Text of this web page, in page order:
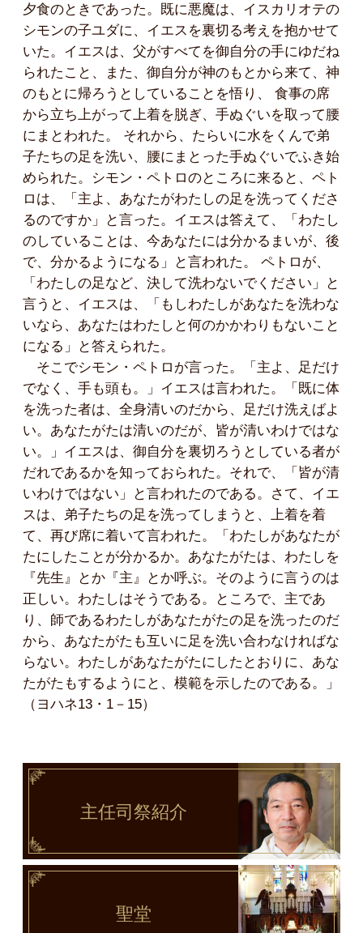
夕食のときであった。既に悪魔は、イスカリオテの
シモンの子ユダに、イエスを裏切る考えを抱かせて
いた。イエスは、父がすべてを御自分の手にゆだね
られたこと、また、御自分が神のもとから来て、神
のもとに帰ろうとしていることを悟り、 食事の席
から立ち上がって上着を脱ぎ、手ぬぐいを取って腰
にまとわれた。 それから、たらいに水をくんで弟
子たちの足を洗い、腰にまとった手ぬぐいでふき始
められた。シモン・ペトロのところに来ると、ペト
ロは、「主よ、あなたがわたしの足を洗ってくださ
るのですか」と言った。イエスは答えて、「わたし
のしていることは、今あなたには分かるまいが、後
で、分かるようになる」と言われた。 ペトロが、
「わたしの足など、決して洗わないでください」と
言うと、イエスは、「もしわたしがあなたを洗わな
いなら、あなたはわたしと何のかかわりもないこと
になる」と答えられた。
そこでシモン・ペトロが言った。「主よ、足だけ
でなく、手も頭も。」イエスは言われた。「既に体
を洗った者は、全身清いのだから、足だけ洗えばよ
い。あなたがたは清いのだが、皆が清いわけではな
い。」イエスは、御自分を裏切ろうとしている者が
だれであるかを知っておられた。それで、「皆が清
いわけではない」と言われたのである。さて、イエ
スは、弟子たちの足を洗ってしまうと、上着を着
て、再び席に着いて言われた。「わたしがあなたが
たにしたことが分かるか。あなたがたは、わたしを
『先生』とか『主』とか呼ぶ。そのように言うのは
正しい。わたしはそうである。ところで、主であ
り、師であるわたしがあなたがたの足を洗ったのだ
から、あなたがたも互いに足を洗い合わなければな
らない。わたしがあなたがたにしたとおりに、あな
たがたもするようにと、模範を示したのである。」
（ヨハネ13・1－15）
主任司祭紹介
聖堂